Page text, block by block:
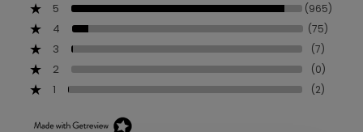
5
(965)
4 (75)
3 (7)
2 (0)
1 (2)